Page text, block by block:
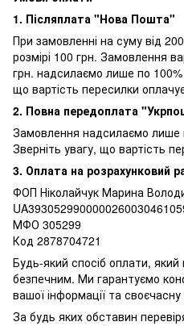
1. Післяплата "Нова Пошта"
При замовленні на суму від
розмірі 100 грн. Замовлення
грн. надсилаємо лише по 100%
що вартість пересилки
2. Повна передоплата
Замовлення надсилаємо лише
Зверніть увагу, що вартість
3. Оплата на розрахунковий
ФОП Ніколайчук Марина
МФО 305299
Код 2878704721
Будь-який спосіб оплати,
безпечним. Ми гарантуємо
вашої інформації та
За будь яких обставин